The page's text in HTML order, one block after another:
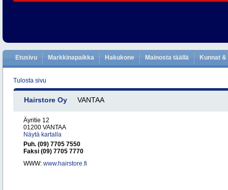
Etusivu Markkinapaikka Hakukone Mainosta täällä Kunnat
Tulosta sivu
Hairstore Oy VANTAA
Äyritie 12
01200 VANTAA
Näytä kartalla
Puh. (09) 7705 7550
Faksi (09) 7705 7770
WWW: www.hairstore.fi